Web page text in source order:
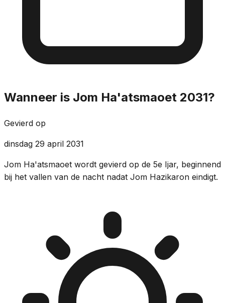
Wanneer is Jom Ha'atsmaoet 2031?
Gevierd op
dinsdag 29 april 2031
Jom Ha'atsmaoet wordt gevierd op de 5e Ijar, beginnend
bij het vallen van de nacht nadat Jom Hazikaron eindigt.